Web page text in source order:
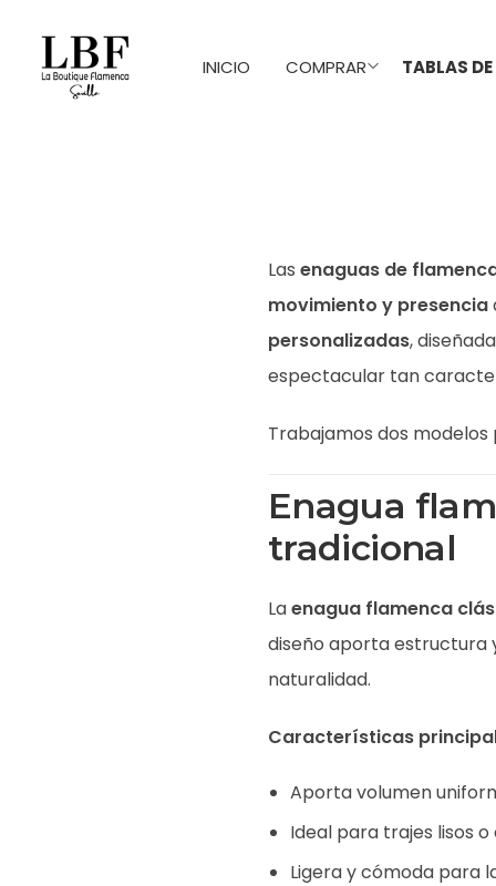
INICIO COMPRAR TABLAS
Las enaguas de
movimiento y presencia
personalizadas,
espectacular tan
Trabajamos dos
Enagua
tradicional
Laenagua flamenca
diseño aporta estructura
naturalidad.
Características
Aporta volumen
Ideal para trajes lisos
Ligera y cómoda para